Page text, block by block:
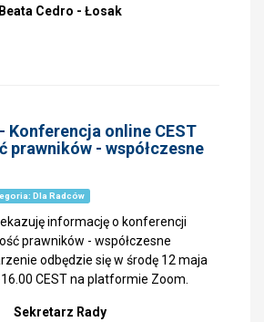
Beata Cedro - Łosak
Konferencja online CEST
prawników - współczesne
Dla Radców
informację o konferencji
prawników - współczesne
odbędzie się w środę 12 maja
CEST na platformie Zoom.
Sekretarz Rady